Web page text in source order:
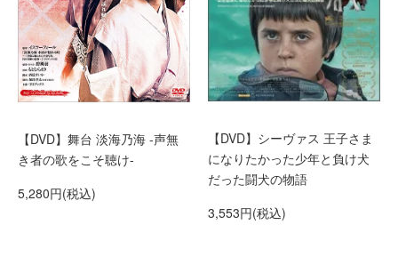
【DVD】舞台 淡海乃海 -声無
き者の歌をこそ聴け-
5,280円(税込)
【DVD】シーヴァス 王子さま
になりたかった少年と負け犬
だった闘犬の物語
3,553円(税込)